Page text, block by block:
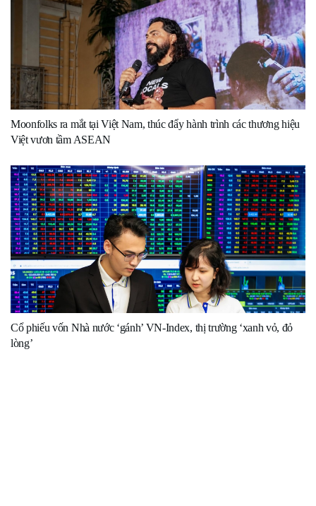
Moonfolks ra mắt tại Việt Nam, thúc đẩy hành trình các thương hiệu
Việt vươn tầm ASEAN
Cổ phiếu vốn Nhà nước ‘gánh’ VN-Index, thị trường ‘xanh vỏ, đỏ
lòng’